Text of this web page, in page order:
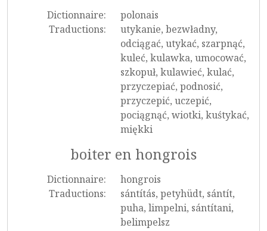
Dictionnaire:
polonais
Traductions:
utykanie, bezwładny,
odciągać, utykać, szarpnąć,
kuleć, kulawka, umocować,
szkopuł, kulawieć, kulać,
przyczepiać, podnosić,
przyczepić, uczepić,
pociągnąć, wiotki, kuśtykać,
miękki
boiter en hongrois
Dictionnaire:
hongrois
Traductions:
sántítás, petyhüdt, sántít,
puha, limpelni, sántítani,
belimpelsz